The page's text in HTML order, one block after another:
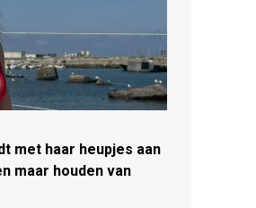
met haar heupjes aan
maar houden van